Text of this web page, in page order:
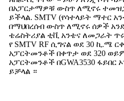
በአፓርታማዎቹ ውስጥ ለሚኖሩ
ይችላል. SMTV (የሳተላይት ማተር
በማህበረሰብ ውስጥ ለሚኖሩ ሰዎች
ቴሬስትሪያል ቲቪ አንቴና ለመጋራት
የ SMTV RF ሲግናል ወደ 30 ኪ.ሜ
አፓርትመንቶች በቀጥታ ወደ 320 ወይም
አፓርትመንቶች በGWA3530
ይቻላል ።